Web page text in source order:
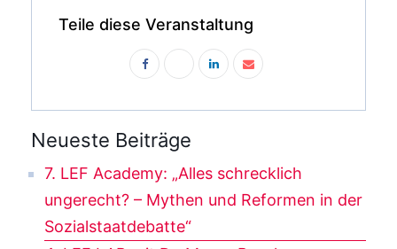
Teile diese Veranstaltung
Neueste Beiträge
7. LEF Academy: „Alles schrecklich
ungerecht? – Mythen und Reformen in der
Sozialstaatdebatte“